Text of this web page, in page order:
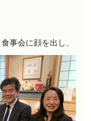
事会に顔を出し、